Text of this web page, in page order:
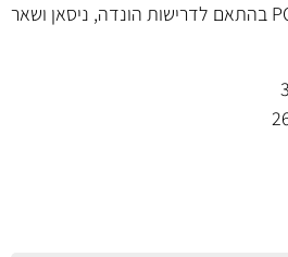
מבוסס POAT technologies בהתאם לדרישות הונדה, ניסאן ושאר